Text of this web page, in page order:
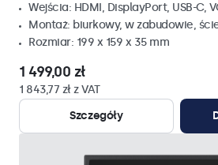
Wejścia: HDMI, DisplayPort, USB-C,
Montaż: biurkowy, w zabudowie,
Rozmiar: 199 x 159 x 35 mm
1 499,00 zł
1 843,77 zł z VAT
Szczegóły